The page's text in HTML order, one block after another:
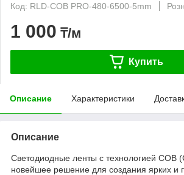
Код: RLD-COB PRO-480-6500-5mm
1 000 ₸/м
Купить
Описание Характеристики
Описание
Светодиодные ленты с технологией COB
новейшее решение для создания ярких и